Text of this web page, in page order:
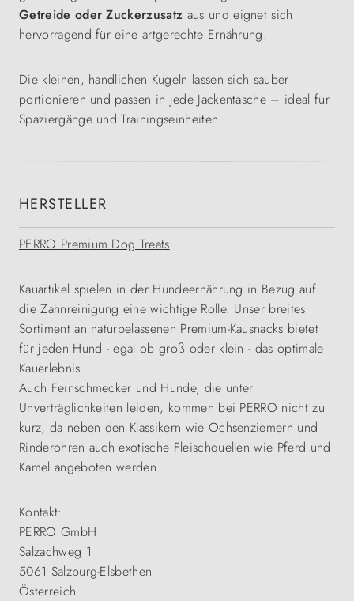
Getreide oder Zuckerzusatz aus und eignet sich
hervorragend für eine artgerechte Ernährung.
Die kleinen, handlichen Kugeln lassen sich sauber
portionieren und passen in jede Jackentasche – ideal für
Spaziergänge und Trainingseinheiten.
HERSTELLER
PERRO Premium Dog Treats
Kauartikel spielen in der Hundeernährung in Bezug auf
die Zahnreinigung eine wichtige Rolle. Unser breites
Sortiment an naturbelassenen Premium-Kausnacks bietet
für jeden Hund - egal ob groß oder klein - das optimale
Kauerlebnis.
Auch Feinschmecker und Hunde, die unter
Unverträglichkeiten leiden, kommen bei PERRO nicht zu
kurz, da neben den Klassikern wie Ochsenziemern und
Rinderohren auch exotische Fleischquellen wie Pferd und
Kamel angeboten werden.
Kontakt:
PERRO GmbH
Salzachweg 1
5061 Salzburg-Elsbethen
Österreich